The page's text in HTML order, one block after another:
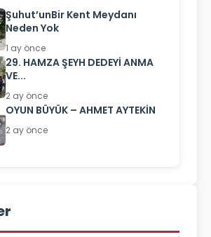
Şuhut’unBir Kent Meydanı
Neden Yok
1 ay önce
29. HAMZA ŞEYH DEDEYİ ANMA
VE...
2 ay önce
OYUN BÜYÜK – AHMET AYTEKİN
2 ay önce